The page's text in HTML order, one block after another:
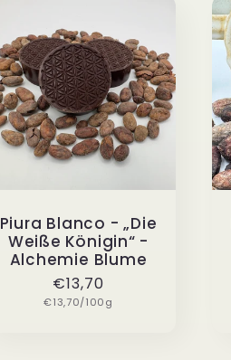
e
g
o
r
i
e
Piura Blanco - „Die
Weiße Königin“ -
Alchemie Blume
Normaler
Preis
€13,70
Grundpreis
€13,70/100g